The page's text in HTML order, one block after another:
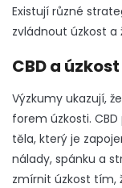
Existují různé
zvládnout úzkost a
CBD a úzkost
Výzkumy ukazují,
forem úzkosti.
těla, který je
nálady, spánku a
zmírnit úzkost tím,